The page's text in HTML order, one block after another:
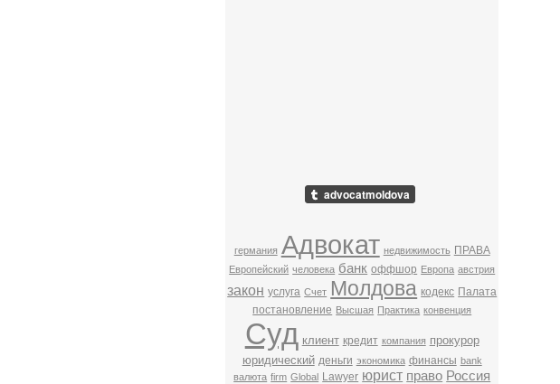
германия Адвокат недвижимость ПРАВА
Европейский человека банк оффшор Европа австрия
закон услуга Счет Молдова кодекс Палата
постановление Высшая Практика конвенция
Суд клиент кредит компания прокурор
юридический деньги экономика финансы bank
валюта firm Global Lawyer юрист право Россия